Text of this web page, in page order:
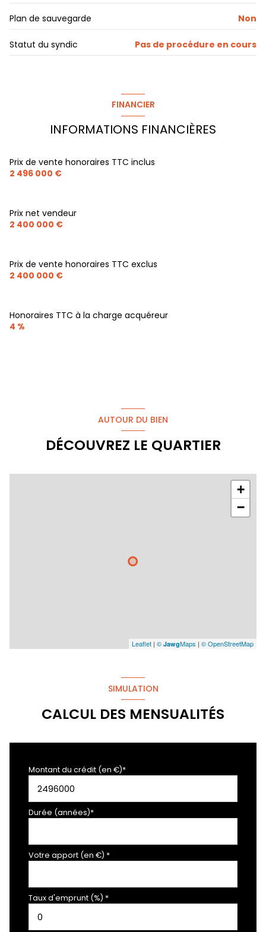
1 niveau(x)
terrasse
Plan de sauvegarde Non
Statut du syndic Pas de procédure en cours
FINANCIER
INFORMATIONS FINANCIÈRES
Prix de vente honoraires TTC inclus
2 496 000 €
Prix net vendeur
2 400 000 €
Prix de vente honoraires TTC exclus
2 400 000 €
Honoraires TTC à la charge acquéreur
4 %
AUTOUR DU BIEN
DÉCOUVREZ LE QUARTIER
+
−
Leaflet | © JawgMaps | © OpenStreetMap
SIMULATION
CALCUL DES MENSUALITÉS
Montant du crédit (en €)*
Durée (années)*
Votre apport (en €) *
Taux d'emprunt (%) *